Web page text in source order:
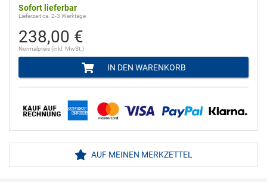
Sofort lieferbar
Lieferzeit ca. 2-3 Werktage
238,00 €
Normalpreis (inkl. MwSt.)
IN DEN WARENKORB
AUF MEINEN MERKZETTEL